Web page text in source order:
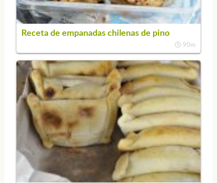
Receta de empanadas chilenas de pino
90m